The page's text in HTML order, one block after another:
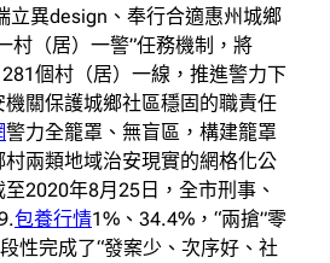
立異design、奉行合適惠州城鄉
村（居）一警”任務機制，將
個村（居）一線，推進警力下
關保護城鄉社區穩固的職責任
警力全籠罩、無盲區，構建籠罩
兩類地域治安現實的網格化公
2020年8月25日，全市刑事、
包養行情1%、34.4%，“兩搶”零
性完成了“發案少、次序好、社